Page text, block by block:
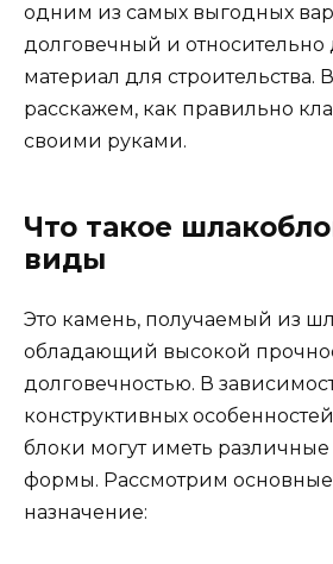
одним из самых выгодных
долговечный и
материал для строительства.
расскажем, как правильно
своими руками.
Что такое
виды
Это камень, получаемый из
обладающий высокой
долговечностью. В
конструктивных
блоки могут иметь
формы. Рассмотрим
назначение: